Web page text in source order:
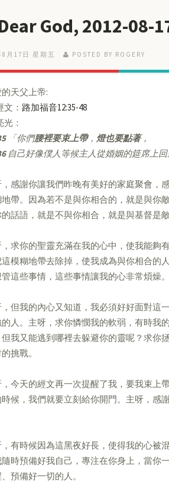
God, 2012-08-
8月17日 星期五 POSTED BY ROGERY
天父上帝:
文： 路加福音12:35-48
光：
「你們腰裡要束上帶， 燈也要點著，
自己好像僕人等候主人從婚姻的筵席上回
，感謝你讓我們昨晚有美好的家庭聚會，
帶。因為若不是與你相合的，就是與你
話語，就是不與你相合，就是與基督是敵
，求你的聖靈充滿在我的心中，使我能夠
模糊地帶去除掉，使我成為與你相合的
這些事情，這些事情讓我的心非常煩燥。
，但我的內心又知道，我必須好好面對這
的人。主呀，求你憐憫我的軟弱，有時我
但我又能逃到哪裡去躲避你的靈呢？求你
挑戰。
，今天的經文再一次提醒了我，要我束上
時候，我們就要立刻給你開門。主呀，感
，有時候因為這黑夜好長，使得我的心被
時預備好我自己，專注在你身上，當你
預備好一切的人。